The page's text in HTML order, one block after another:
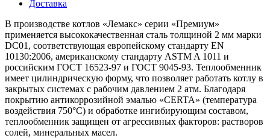
Доставка
В производстве котлов «Лемакс» серии «Премиум»
применяется высококачественная сталь толщиной 2 мм марки
DC01, соответствующая европейскому стандарту EN
10130:2006, американскому стандарту ASTM A 1011 и
российским ГОСТ 16523-97 и ГОСТ 9045-93. Теплообменник
имеет цилиндрическую форму, что позволяет работать котлу в
закрытых системах с рабочим давлением 2 атм. Благодаря
покрытию антикоррозийной эмалью «CERTA» (температура
воздействия 750°С) и обработке ингибирующим составом,
теплообменник защищен от агрессивных факторов: растворов
солей, минеральных масел.